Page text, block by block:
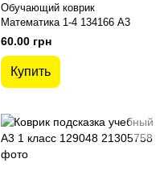
Обучающий коврик
Математика 1-4 134166 А3
60.00 грн
Купить